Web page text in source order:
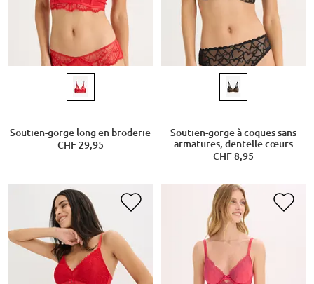
Soutien-gorge long en broderie
CHF 29,95
Soutien-gorge à coques sans
armatures, dentelle cœurs
CHF 8,95